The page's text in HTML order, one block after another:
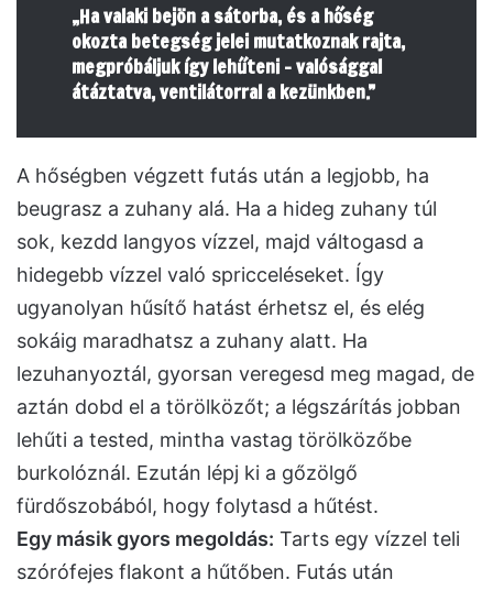
„Ha valaki bejön a sátorba, és a hőség
okozta betegség jelei mutatkoznak rajta,
megpróbáljuk így lehűteni – valósággal
átáztatva, ventilátorral a kezünkben.”
A hőségben végzett futás után a legjobb, ha
beugrasz a zuhany alá. Ha a hideg zuhany túl
sok, kezdd langyos vízzel, majd váltogasd a
hidegebb vízzel való spricceléseket. Így
ugyanolyan hűsítő hatást érhetsz el, és elég
sokáig maradhatsz a zuhany alatt. Ha
lezuhanyoztál, gyorsan veregesd meg magad, de
aztán dobd el a törölközőt; a légszárítás jobban
lehűti a tested, mintha vastag törölközőbe
burkolóznál. Ezután lépj ki a gőzölgő
fürdőszobából, hogy folytasd a hűtést.
Egy másik gyors megoldás: Tarts egy vízzel teli
szórófejes flakont a hűtőben. Futás után